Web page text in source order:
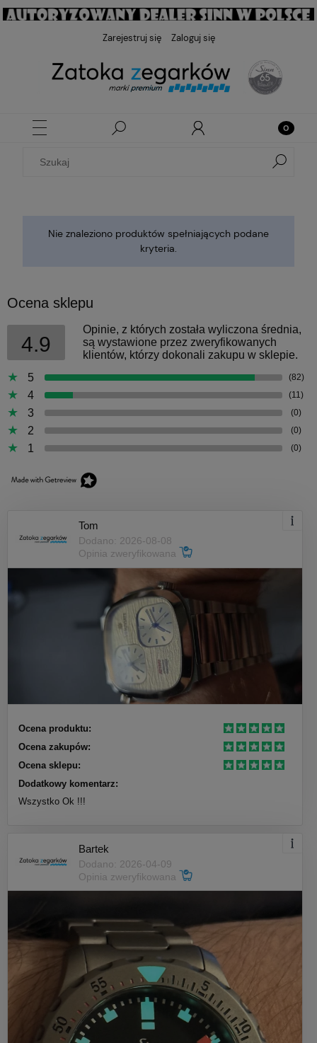
Zarejestruj się Zaloguj się
Nie znaleziono produktów spełniających podane
kryteria.
Ocena sklepu
4.9
Opinie, z których została wyliczona średnia,
są wystawione przez zweryfikowanych
klientów, którzy dokonali zakupu w sklepie.
5
(82)
4 (11)
3 (0)
2 (0)
1 (0)
Tom
Dodano: 2026-08-08
Opinia zweryfikowana
Ocena produktu:
Ocena zakupów:
Ocena sklepu:
Dodatkowy komentarz:
Wszystko Ok !!!
Bartek
Dodano: 2026-04-09
Opinia zweryfikowana